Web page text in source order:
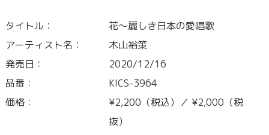
タイトル：
花～麗しき日本の愛唱歌
アーティスト名：
木山裕策
発売日：
2020/12/16
品番：
KICS-3964
価格：
¥2,200（税込）／ ¥2,000（税
抜）